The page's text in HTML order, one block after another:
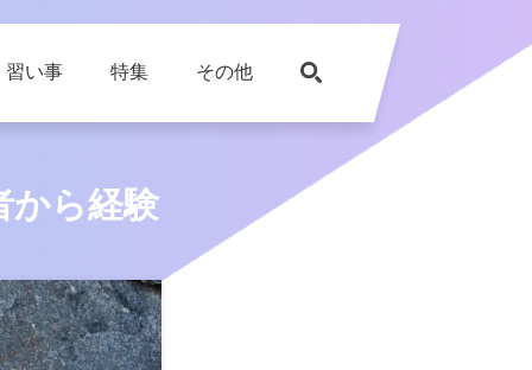
習い事 特集 その他
から経験